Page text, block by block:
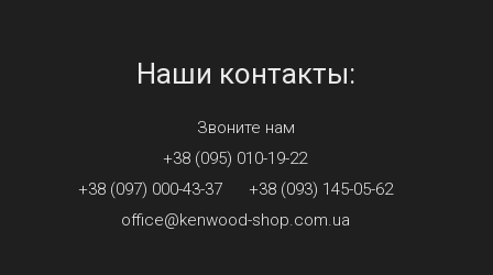
Наши контакты:
Звоните нам
+38 (095) 010-19-22
+38 (097) 000-43-37
+38 (093) 145-05-62
office@kenwood-shop.com.ua